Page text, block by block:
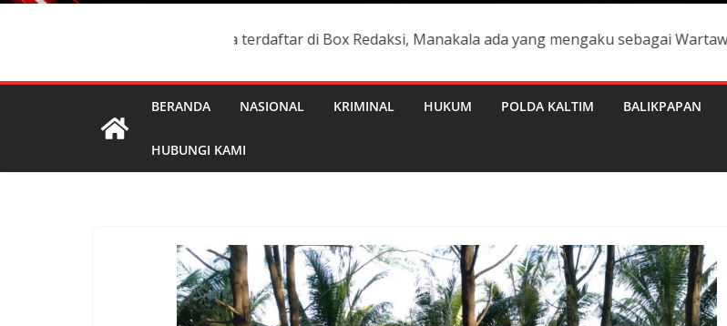
dan namanya terdaftar di Box Redaksi, Manakala ada yang mengaku sebagai Wartawan,
BERANDA NASIONAL KRIMINAL HUKUM POLDA KALTIM BALIKPAPAN
HUBUNGI KAMI